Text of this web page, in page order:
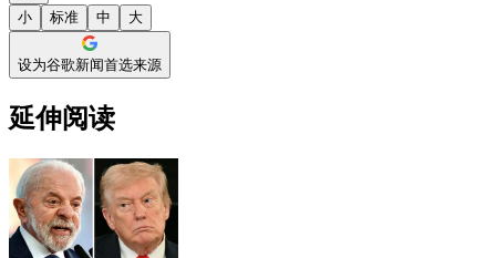
小 标准 中 大
设为谷歌新闻首选来源
延伸阅读